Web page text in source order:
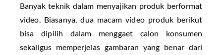
Banyak teknik dalam menyajikan produk berformat
video. Biasanya, dua macam video produk berikut
bisa dipilih dalam menggaet calon konsumen
sekaligus memperjelas gambaran yang benar dari